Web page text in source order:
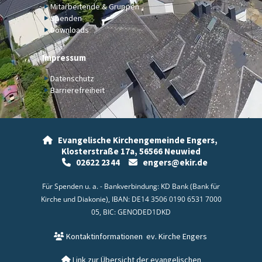
Mitarbeitende & Gruppen
Spenden
Downloads
Impressum
Datenschutz
Barrierefreiheit

Evangelische Kirchengemeinde Engers,
Klosterstraße 17a, 56566 Neuwied
02622 2344 engers@ekir.de
Für Spenden u. a. - Bankverbindung: KD Bank (Bank für
Kirche und Diakonie), IBAN: DE14 3506 0190 6531 7000
05, BIC: GENODED1DKD
Kontaktinformationen ev. Kirche Engers
Link zur Übersicht der evangelischen